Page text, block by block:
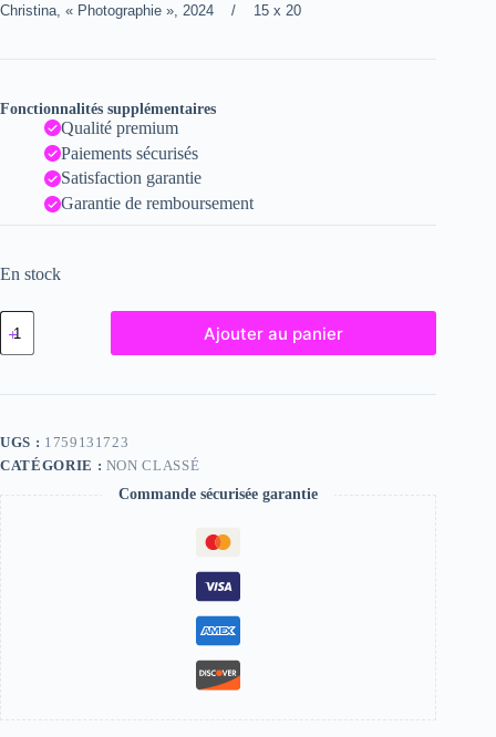
Christina, « Photographie », 2024 / 15 x 20
Fonctionnalités supplémentaires
Qualité premium
Paiements sécurisés
Satisfaction garantie
Garantie de remboursement
En stock
quantité
de
Christina,
2024
x
20
Ajouter au panier
UGS : 1759131723
CATÉGORIE : NON CLASSÉ
Commande sécurisée garantie